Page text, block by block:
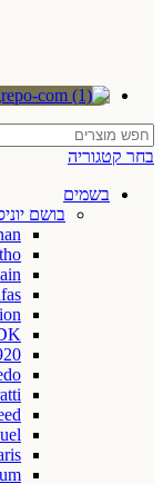
בחר קטגוריה
בשמים
בושם